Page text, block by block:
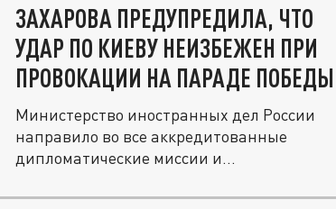
ЗАХАРОВА ПРЕДУПРЕДИЛА, ЧТО
УДАР ПО КИЕВУ НЕИЗБЕЖЕН ПРИ
ПРОВОКАЦИИ НА ПАРАДЕ ПОБЕДЫ
Министерство иностранных дел России
направило во все аккредитованные
дипломатические миссии и...